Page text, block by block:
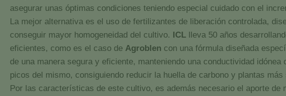
asegurar unas óptimas condiciones teniendo especial cuidado con el
La mejor alternativa es el uso de fertilizantes de liberación controlada,
conseguir mayor homogeneidad del cultivo. ICL lleva 50 años
eficientes, como es el caso de Agroblen con una fórmula diseñada
de una manera segura y eficiente, manteniendo una conductividad
picos del mismo, consiguiendo reducir la huella de carbono y plantas más
Por las características de este cultivo, es además necesario el aporte